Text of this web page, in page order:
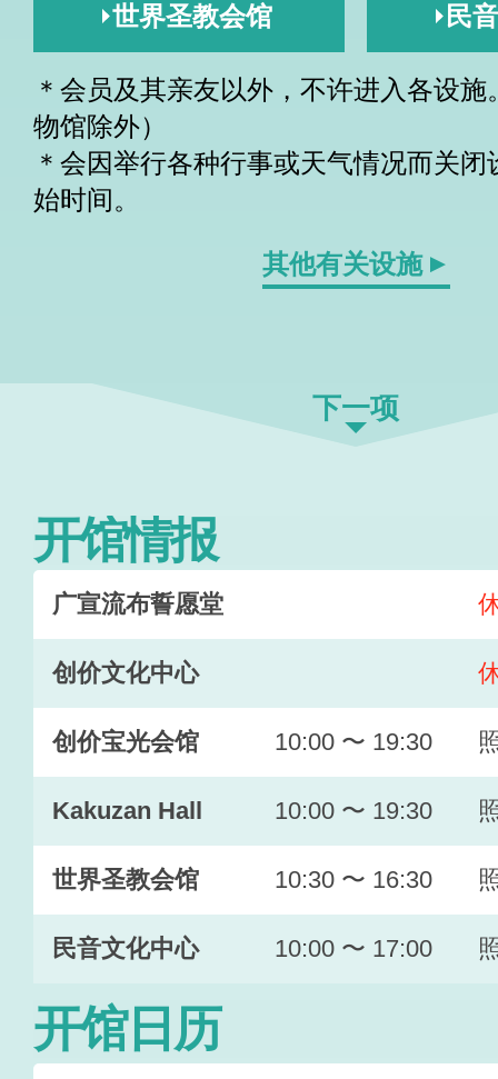
世界圣教会馆 民
＊会员及其亲友以外，不许进入各设
物馆除外）
＊会因举行各种行事或天气情况而关
始时间。
其他有关设施
下一项
开馆情报
广宣流布誓愿堂
创价文化中心
创价宝光会馆 10:00 〜 19:30
Kakuzan Hall 10:00 〜 19:30
世界圣教会馆 10:30 〜 16:30
民音文化中心 10:00 〜 17:00
开馆日历